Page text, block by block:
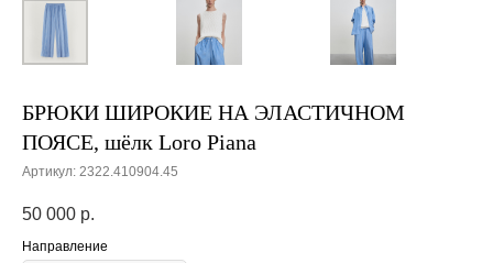
БРЮКИ ШИРОКИЕ НА ЭЛАСТИЧНОМ
ПОЯСЕ, шёлк Loro Piana
Артикул: 2322.410904.45
50 000 р.
Направление